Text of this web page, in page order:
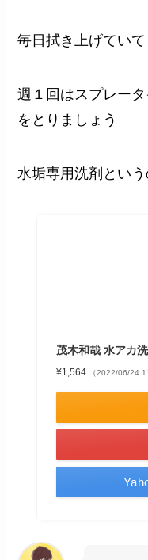
毎日拭き上げてい
週１回はスプレー
をとりましょう
水垢専用洗剤とい
茂木和哉 水アカ
¥1,564 （2022/06/24